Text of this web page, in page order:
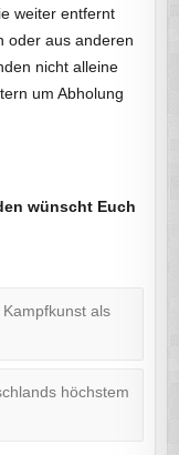
weiter entfernt
oder aus anderen
nicht alleine
um Abholung
wünscht Euch
als
höchstem